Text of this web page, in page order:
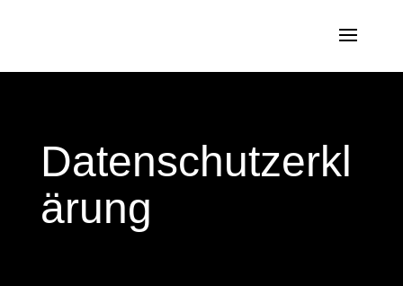
Datenschutzerkl
ärung